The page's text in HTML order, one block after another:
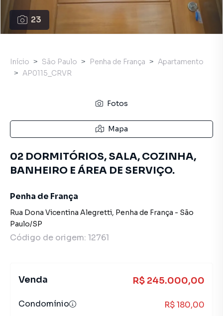
23
Início São Paulo Penha de França
Apartamento
AP0115_CRVR
Fotos
Mapa
02 DORMITÓRIOS, SALA, COZINHA,
BANHEIRO E ÁREA DE SERVIÇO.
Penha de França
Rua Dona Vicentina Alegretti, Penha de França - São
Paulo/SP
Código de origem: 12761
Venda R$ 245.000,00
Condomínio R$ 180,00